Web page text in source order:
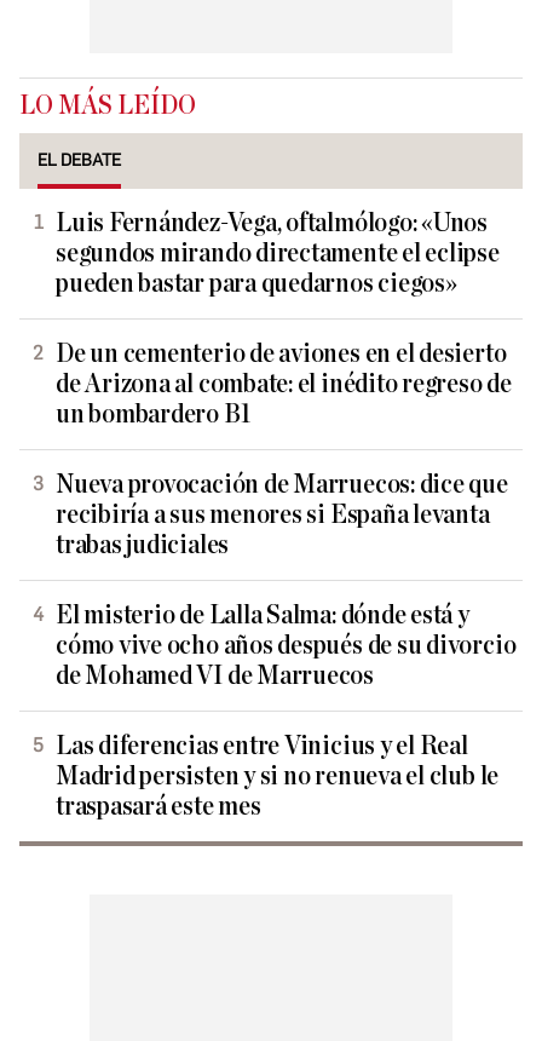
LO MÁS LEÍDO
EL DEBATE
Luis Fernández-Vega, oftalmólogo: «Unos
segundos mirando directamente el eclipse
pueden bastar para quedarnos ciegos»
De un cementerio de aviones en el desierto
de Arizona al combate: el inédito regreso de
un bombardero B1
Nueva provocación de Marruecos: dice que
recibiría a sus menores si España levanta
trabas judiciales
El misterio de Lalla Salma: dónde está y
cómo vive ocho años después de su divorcio
de Mohamed VI de Marruecos
Las diferencias entre Vinicius y el Real
Madrid persisten y si no renueva el club le
traspasará este mes